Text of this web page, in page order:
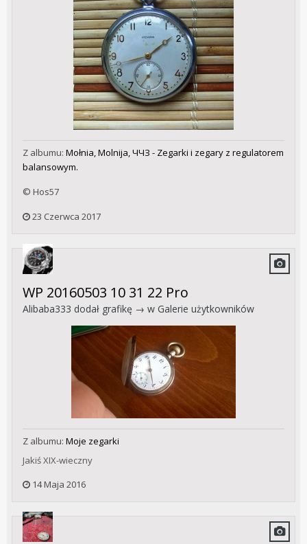
Z albumu: Mołnia, Molnija, ЧЧЗ - Zegarki i zegary z regulatorem
balansowym.
© Hos57
23 Czerwca 2017
WP 20160503 10 31 22 Pro
Alibaba333 dodał grafikę → w Galerie użytkowników
Z albumu: Moje zegarki
Jakiś XIX-wieczny
14 Maja 2016